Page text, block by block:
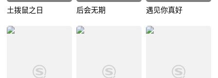
土拨鼠之日 后会无期 遇见你真好